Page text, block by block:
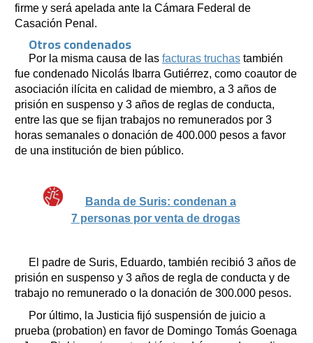
firme y será apelada ante la Cámara Federal de
Casación Penal.
Otros condenados
Por la misma causa de las facturas truchas también
fue condenado Nicolás Ibarra Gutiérrez, como coautor de
asociación ilícita en calidad de miembro, a 3 años de
prisión en suspenso y 3 años de reglas de conducta,
entre las que se fijan trabajos no remunerados por 3
horas semanales o donación de 400.000 pesos a favor
de una institución de bien público.
Banda de Suris: condenan a
7 personas por venta de drogas
El padre de Suris, Eduardo, también recibió 3 años de
prisión en suspenso y 3 años de regla de conducta y de
trabajo no remunerado o la donación de 300.000 pesos.
Por último, la Justicia fijó suspensión de juicio a
prueba (probation) en favor de Domingo Tomás Goenaga